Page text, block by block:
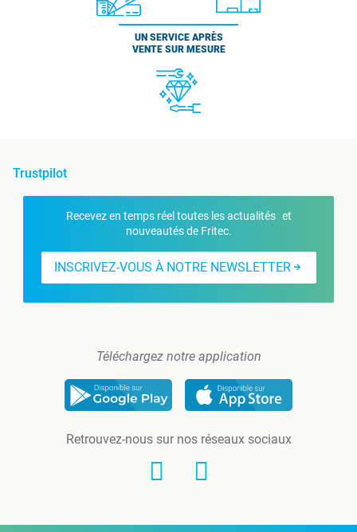
UN SERVICE APRÈS
VENTE SUR MESURE
Trustpilot
Recevez en temps réel toutes les actualités et
nouveautés de Fritec.
INSCRIVEZ-VOUS À NOTRE NEWSLETTER
Téléchargez notre application
Retrouvez-nous sur nos réseaux sociaux